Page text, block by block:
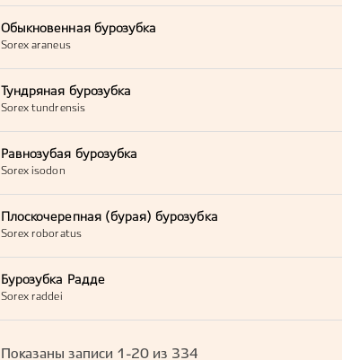
Обыкновенная бурозубка
Sorex araneus
Тундряная бурозубка
Sorex tundrensis
Равнозубая бурозубка
Sorex isodon
Плоскочерепная (бурая) бурозубка
Sorex roboratus
Бурозубка Радде
Sorex raddei
Показаны записи 1-20 из 334